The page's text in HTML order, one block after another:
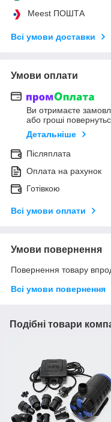
Meest ПОШТА
Всі умови доставки
Умови оплати
Ви отримаєте
або гроші
Детальніше
Післяплата
Оплата на рахунок
Готівкою
Всі умови оплати
Умови повернення
Повернення товару
Всі умови повернення
Подібні товари